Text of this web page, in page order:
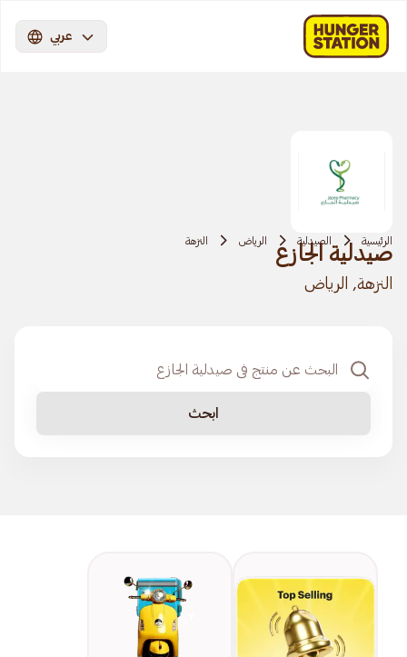
عربي
الرئيسية الصيدلية الرياض النزهة
صيدلية الجازع
النزهة, الرياض
ابحث